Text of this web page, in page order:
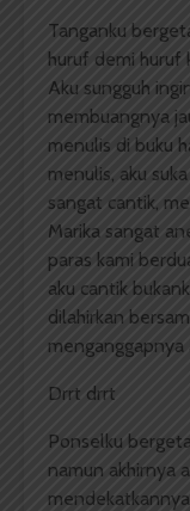
Tanganku
huruf demi huruf
Aku sungguh
membuangnya
menulis di buku
menulis, aku
sangat cantik,
Marika sangat
paras kami
aku cantik
dilahirkan
menganggapnya
Drrt drrt
Ponselku
namun akhirnya